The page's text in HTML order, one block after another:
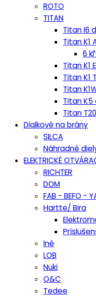
ROTO
TITAN
Titan I6
Titan K1
6
Titan K1
Titan K1
Titan
Titan K5
Titan
Dialkové na brány
SILCA
Náhradné
ELEKTRICKÉ
RICHTER
DOM
FAB - BEFO -
Hartte/ Bira
Iné
LOB
Nuki
O&C
Tedee